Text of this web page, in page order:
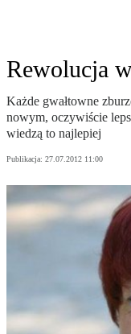
Rewolucja
Każde gwałtowne
nowym, oczywiście
wiedzą to najlepiej
Publikacja: 27.07.2012 11:00